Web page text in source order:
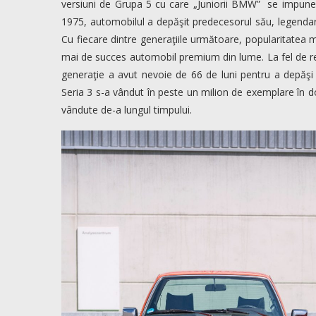
versiuni de Grupa 5 cu care „Juniorii BMW” se
1975, automobilul a depăşit predecesorul său,
Cu fiecare dintre generaţiile următoare, popularitatea
mai de succes automobil premium din lume. La fel de
generaţie a avut nevoie de 66 de luni pentru a
Seria 3 s-a vândut în peste un milion de exemplare în
vândute de-a lungul timpului.